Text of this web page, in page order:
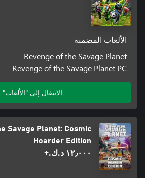
الألعاب المضمنة
Revenge of the Savage Planet
Revenge of the Savage Planet PC
الانتقال إلى "الألعاب"
Savage Planet: Cosmic
Hoarder Edition
١٢٫٠٠٠ د.ك.‏+